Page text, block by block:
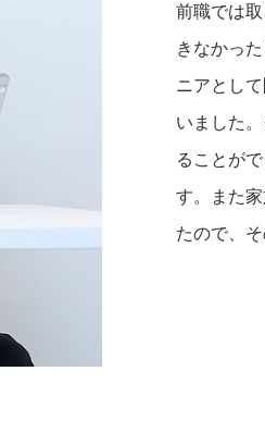
前職では
きなかっ
ニアとし
いました
ることが
す。また
たので、